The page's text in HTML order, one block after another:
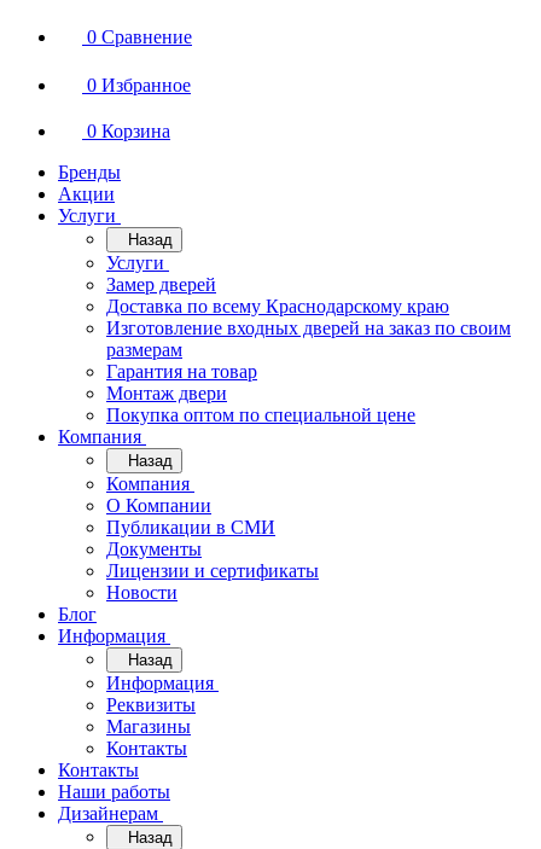
0 Сравнение
0 Избранное
0 Корзина
Бренды
Акции
Услуги
Назад
Услуги
Замер дверей
Доставка по всему Краснодарскому краю
Изготовление входных дверей на заказ по своим
размерам
Гарантия на товар
Монтаж двери
Покупка оптом по специальной цене
Компания
Назад
Компания
О Компании
Публикации в СМИ
Документы
Лицензии и сертификаты
Новости
Блог
Информация
Назад
Информация
Реквизиты
Магазины
Контакты
Контакты
Наши работы
Дизайнерам
Назад